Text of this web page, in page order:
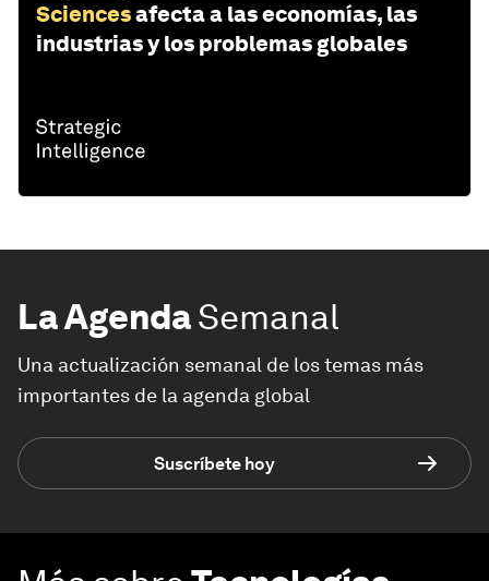
Sciencesafecta a las economías, las
industrias y los problemas globales
La AgendaSemanal
Una actualización semanal de los temas más
importantes de la agenda global
Suscríbete hoy